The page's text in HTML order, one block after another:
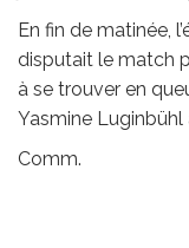
En fin de matinée,
disputait le match
à se trouver en
Yasmine Luginbühl
Comm.